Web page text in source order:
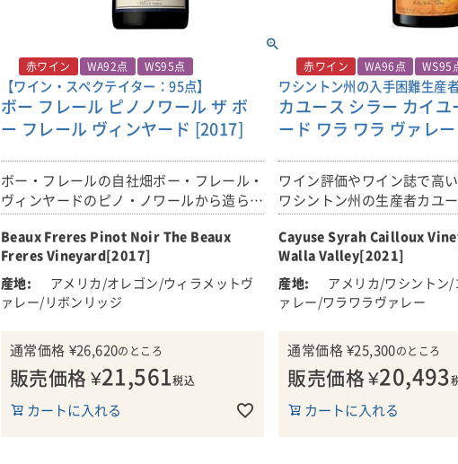
ン州を代表するグラン・クリュ畑のパワフ
ルで凝縮した果実をヨーロッパのブレンド
ぎ、洗練された赤ワインのみならず、
1995年から樽発酵を採用し造り続けてい
る複雑で長熟可能な素晴らしいボルドーブ
レンドの白ワインの造り手としても有名で
させる重要な役割を果たしま
ティのウェイティング・リ
続け、ワシントン・カルトワ
として君臨しています。
の風味を伴う力強いタンニンのグリップが
(レヴュー：Anthony Mueller 2021年7月9
日)
■栽培について
ザ・トライブ・ヴィンヤードは、ワラ・ワ
ラ・ヴァレーのオレゴン州側のワラ・ワラ
川の太古の川床に植えられた畑です。表土
は30～46cmのシルト質ロームと玄武岩の
玉石が混ざっています。その下には、純粋
に圧縮された石畳の層があり、場所によっ
ては30m以上もの深さがあります。
ブドウ畑は農耕馬で耕作し、2009年から
植樹：2009年
畝間：約1ｘ1ｍ
した。一部の畑では、例年
ちの高地にある畑は空気の
るため、凍結することなく、
月後半まで延ばすことがで
その結果、素晴らしい完熟
じられないほどのバランス
しいワインに仕上がってい
どの品種をとっても、2019
並外れたフレーバーとバラ
ます。
■畑について
●ストーンリッジ・ヴィンヤ
この畑は、ロイヤル・シテ
で、コロンビア川の氾濫原
います。表土の下には、カ
の層が15-30cmの深さにあ
と鉄分を豊富に含んだ土壌
赤ワイン WA92点 WS95点
【ワイン・スペクテイター：95点】
ボー フレール ピノノワール ザ ボ
ー フレール ヴィンヤード [2017]
ボー・フレールの自社畑ボー・フレール・
ヴィンヤードのピノ・ノワールから造られ
るワインです。
Beaux Freres Pinot Noir The Beaux
Freres Vineyard[2017]
アメリカ/オレゴン/ウィラメットヴ
ァレー/リボンリッジ
通常価格 ¥26,620のところ
販売価格¥21,561税込
カートに入れる
赤ワイン WA96点 WS95
ワシントン州の入手困難生産
カユース シラー カイユ
ード ワラ ワラ ヴァレ
ワイン評価やワイン誌で高
ワシントン州の生産者カユ
イユー・ヴィンヤードのシ
ワインです！
■ワイン誌ワイン・アドヴォ
ント
―・ヴィンヤード」は、濃密
部を持つワインです。
香りは華やかでアロマティ
Cayuse Syrah Cailloux
Walla Valley[2021]
アメリカ/ワシントン/
ァレー/ワラワラヴァレー
通常価格¥25,300のところ
販売価格¥20,493
カートに入れる